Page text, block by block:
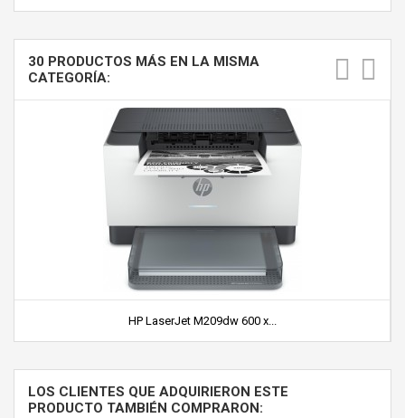
30 PRODUCTOS MÁS EN LA MISMA
CATEGORÍA:
HP LaserJet M209dw 600 x...
LOS CLIENTES QUE ADQUIRIERON ESTE
PRODUCTO TAMBIÉN COMPRARON: